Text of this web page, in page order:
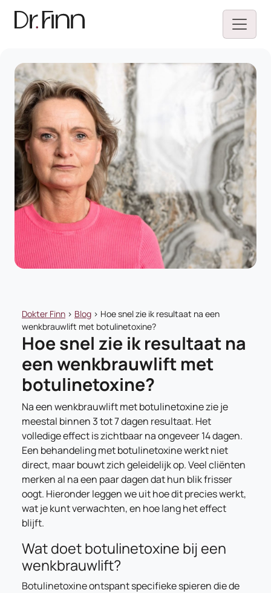
Dokter Finn > Blog > Hoe snel zie ik resultaat na een
wenkbrauwlift met botulinetoxine?
Hoe snel zie ik resultaat na
een wenkbrauwlift met
botulinetoxine?
Na een wenkbrauwlift met botulinetoxine zie je
meestal binnen 3 tot 7 dagen resultaat. Het
volledige effect is zichtbaar na ongeveer 14 dagen.
Een behandeling met botulinetoxine werkt niet
direct, maar bouwt zich geleidelijk op. Veel cliënten
merken al na een paar dagen dat hun blik frisser
oogt. Hieronder leggen we uit hoe dit precies werkt,
wat je kunt verwachten, en hoe lang het effect
blijft.
Wat doet botulinetoxine bij een
wenkbrauwlift?
Botulinetoxine ontspant specifieke spieren die de